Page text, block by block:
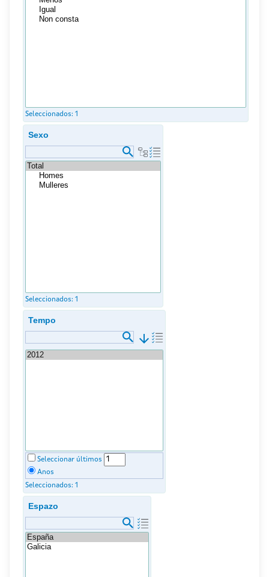
Seleccionados: 1
Sexo
Seleccionados: 1
Tempo
arrow_downward
Seleccionar últimos
Anos
Seleccionados: 1
Espazo